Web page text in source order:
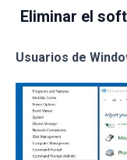
Eliminar el
Usuarios de